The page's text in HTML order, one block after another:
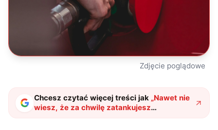
Zdjęcie poglądowe
Chcesz czytać więcej treści jak „Nawet nie
wiesz, że za chwilę zatankujesz
przejściowe paliwo. Nie panikuj, to